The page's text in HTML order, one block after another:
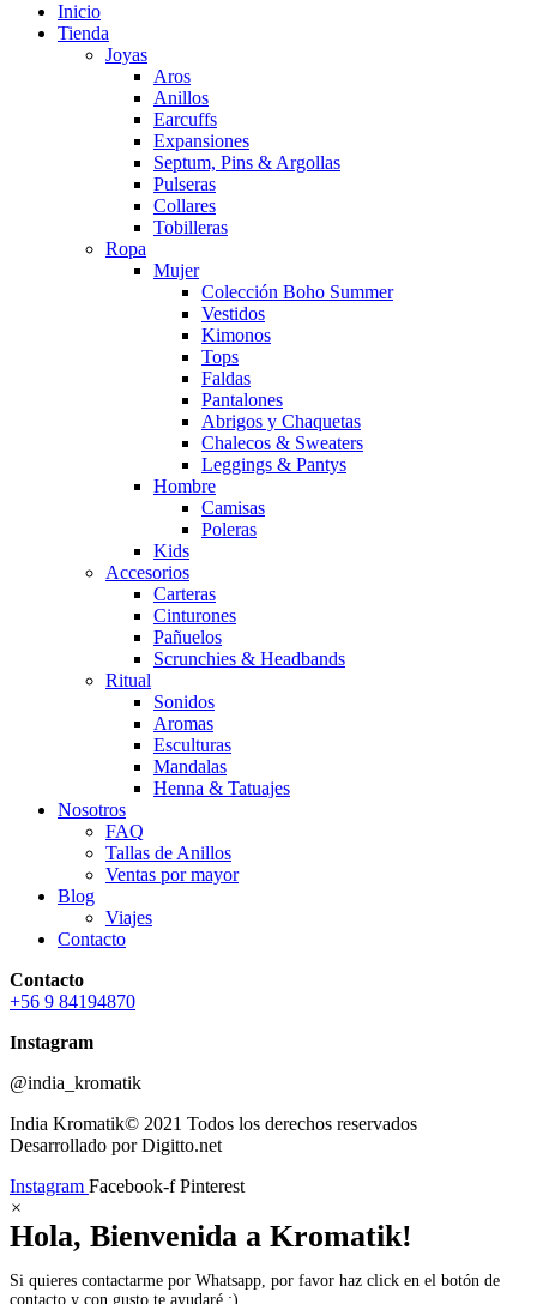
Inicio
Tienda
Joyas
Aros
Anillos
Earcuffs
Expansiones
Septum, Pins & Argollas
Pulseras
Collares
Tobilleras
Ropa
Mujer
Colección Boho Summer
Vestidos
Kimonos
Tops
Faldas
Pantalones
Abrigos y Chaquetas
Chalecos & Sweaters
Leggings & Pantys
Hombre
Camisas
Poleras
Kids
Accesorios
Carteras
Cinturones
Pañuelos
Scrunchies & Headbands
Ritual
Sonidos
Aromas
Esculturas
Mandalas
Henna & Tatuajes
Nosotros
FAQ
Tallas de Anillos
Ventas por mayor
Blog
Viajes
Contacto
Contacto
+56 9 84194870
Instagram
@india_kromatik
India Kromatik© 2021 Todos los derechos reservados
Desarrollado por Digitto.net
Instagram Facebook-f Pinterest
×
Hola, Bienvenida a Kromatik!
Si quieres contactarme por Whatsapp, por favor haz click en el botón de
contacto y con gusto te ayudaré :)